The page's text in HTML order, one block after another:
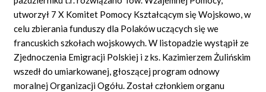
utworzył 7 X Komitet Pomocy Kształcącym się Wojskowo, w
celu zbierania funduszy dla Polaków uczących się we
francuskich szkołach wojskowych. W listopadzie wystąpił ze
Zjednoczenia Emigracji Polskiej i z ks. Kazimierzem Żulińskim
wszedł do umiarkowanej, głoszącej program odnowy
moralnej Organizacji Ogółu. Został członkiem organu